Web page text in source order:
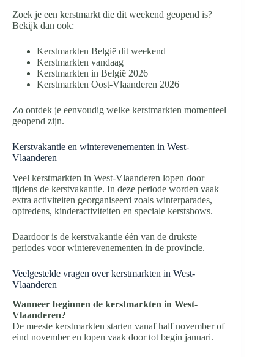
Zoek je een kerstmarkt die dit weekend geopend is?
Bekijk dan ook:
Kerstmarkten België dit weekend
Kerstmarkten vandaag
Kerstmarkten in België 2026
Kerstmarkten Oost-Vlaanderen 2026
Zo ontdek je eenvoudig welke kerstmarkten momenteel
geopend zijn.
Kerstvakantie en winterevenementen in West-
Vlaanderen
Veel kerstmarkten in West-Vlaanderen lopen door
tijdens de kerstvakantie. In deze periode worden vaak
extra activiteiten georganiseerd zoals winterparades,
optredens, kinderactiviteiten en speciale kerstshows.
Daardoor is de kerstvakantie één van de drukste
periodes voor winterevenementen in de provincie.
Veelgestelde vragen over kerstmarkten in West-
Vlaanderen
Wanneer beginnen de kerstmarkten in West-
Vlaanderen?
De meeste kerstmarkten starten vanaf half november of
eind november en lopen vaak door tot begin januari.